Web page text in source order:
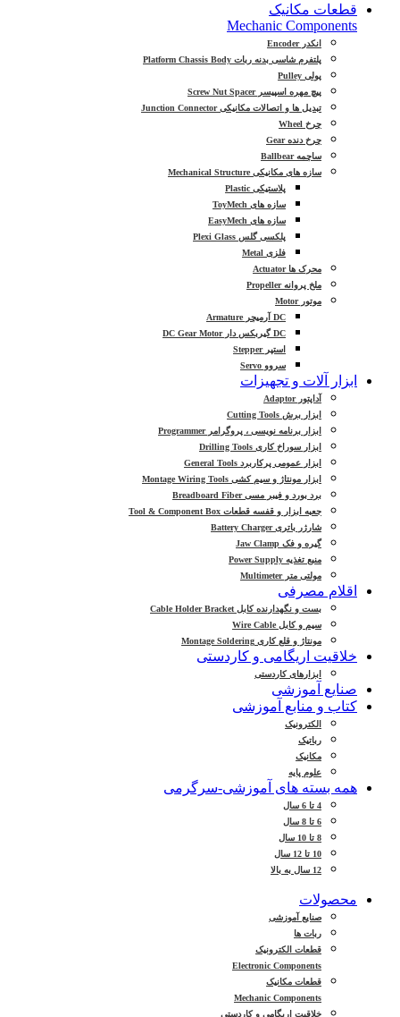
قطعات مکانیک
Mechanic Components
انکدر Encoder
پلتفرم شاسی بدنه ربات Platform Chassis Body
پولی Pulley
پیچ مهره اسپیسر Screw Nut Spacer
تبدیل ها و اتصالات مکانیکی Junction Connector
چرخ Wheel
چرخ دنده Gear
ساچمه Ballbear
سازه های مکانیکی Mechanical Structure
پلاستیکی Plastic
سازه های ToyMech
سازه های EasyMech
پلکسی گلس Plexi Glass
فلزی Metal
محرک ها Actuator
ملخ پروانه Propeller
موتور Motor
DC آرمیچر Armature
DC گیربکس دار DC Gear Motor
استپر Stepper
سروو Servo
ابزار آلات و تجهیزات
آداپتور Adaptor
ابزار برش Cutting Tools
ابزار برنامه نویسی ، پروگرامر Programmer
ابزار سوراخ کاری Drilling Tools
ابزار عمومی پرکاربرد General Tools
ابزار مونتاژ و سیم کشی Montage Wiring Tools
برد بورد و فیبر مسی Breadboard Fiber
جعبه ابزار و قفسه قطعات Tool & Component Box
شارژر باتری Battery Charger
گیره و فک Jaw Clamp
منبع تغذیه Power Supply
مولتی متر Multimeter
اقلام مصرفی
بست و نگهدارنده کابل Cable Holder Bracket
سیم و کابل Wire Cable
مونتاژ و قلع کاری Montage Soldering
خلاقیت اریگامی و کاردستی
ابزارهای کاردستی
صنایع آموزشی
کتاب و منابع آموزشی
الکترونیک
رباتیک
مکانیک
علوم پایه
همه بسته های آموزشی-سرگرمی
4 تا 6 سال
6 تا 8 سال
8 تا 10 سال
10 تا 12 سال
12 سال به بالا
محصولات
صنایع آموزشی
ربات ها
قطعات الکترونیک
Electronic Components
قطعات مکانیک
Mechanic Components
خلاقیت اریگامی و کاردستی